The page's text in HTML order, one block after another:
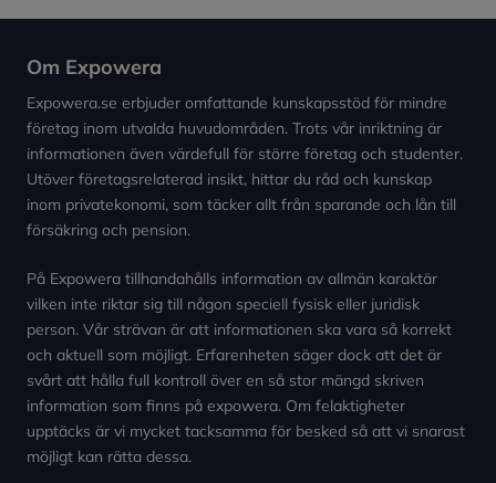
Om Expowera
Expowera.se erbjuder omfattande kunskapsstöd för mindre
företag inom utvalda huvudområden. Trots vår inriktning är
informationen även värdefull för större företag och studenter.
Utöver företagsrelaterad insikt, hittar du råd och kunskap
inom privatekonomi, som täcker allt från sparande och lån till
försäkring och pension.
På Expowera tillhandahålls information av allmän karaktär
vilken inte riktar sig till någon speciell fysisk eller juridisk
person. Vår strävan är att informationen ska vara så korrekt
och aktuell som möjligt. Erfarenheten säger dock att det är
svårt att hålla full kontroll över en så stor mängd skriven
information som finns på expowera. Om felaktigheter
upptäcks är vi mycket tacksamma för besked så att vi snarast
möjligt kan rätta dessa.